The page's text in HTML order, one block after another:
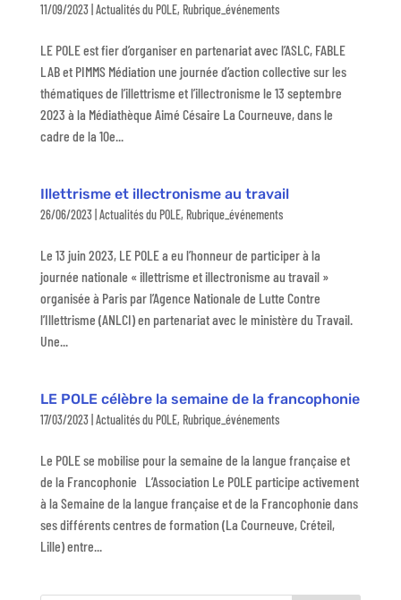
11/09/2023| Actualités du POLE, Rubrique_événements
LE POLE est fier d’organiser en partenariat avec l’ASLC, FABLE
LAB et PIMMS Médiation une journée d’action collective sur les
thématiques de l’illettrisme et l’illectronisme le 13 septembre
2023 à la Médiathèque Aimé Césaire La Courneuve, dans le
cadre de la 10e...
Illettrisme et illectronisme au travail
26/06/2023| Actualités du POLE, Rubrique_événements
Le 13 juin 2023, LE POLE a eu l’honneur de participer à la
journée nationale « illettrisme et illectronisme au travail »
organisée à Paris par l’Agence Nationale de Lutte Contre
l’Illettrisme (ANLCI) en partenariat avec le ministère du Travail.
Une...
LE POLE célèbre la semaine de la francophonie
17/03/2023| Actualités du POLE, Rubrique_événements
Le POLE se mobilise pour la semaine de la langue française et
de la Francophonie L’Association Le POLE participe activement
à la Semaine de la langue française et de la Francophonie dans
ses différents centres de formation (La Courneuve, Créteil,
Lille) entre...